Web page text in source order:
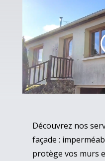
Découvrez nos
façade :
protège vos murs